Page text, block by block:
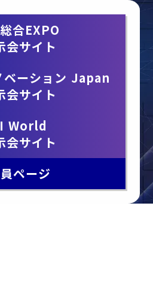
合EXPO
会サイト
ベーション Japan
会サイト
World
会サイト
ページ